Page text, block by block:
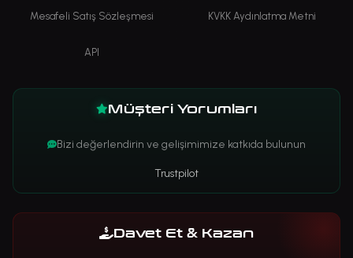
Mesafeli Satış Sözleşmesi KVKK Aydınlatma Metni
API
Müşteri Yorumları
Bizi değerlendirin ve gelişimimize katkıda bulunun
Trustpilot
Davet Et & Kazan